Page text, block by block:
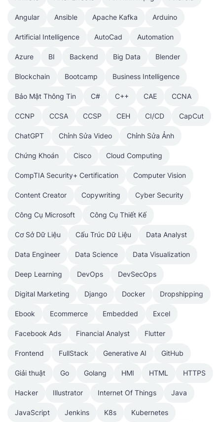
Angular Ansible Apache Kafka Arduino
Artificial Intelligence AutoCad Automation
Azure BI Backend Big Data Blender
Blockchain Bootcamp Business Intelligence
Bảo Mật Thông Tin C# C++ CAE CCNA
CCNP CCSA CCSP CEH CI/CD CapCut
ChatGPT Chỉnh Sửa Video Chỉnh Sửa Ảnh
Chứng Khoán Cisco Cloud Computing
CompTIA Security+ Certification Computer Vision
Content Creator Copywriting Cyber Security
Công Cụ Microsoft Công Cụ Thiết Kế
Cơ Sở Dữ Liệu Cấu Trúc Dữ Liệu Data Analyst
Data Engineer Data Science Data Visualization
Deep Learning DevOps DevSecOps
Digital Marketing Django Docker Dropshipping
Ebook Ecommerce Embedded Excel
Facebook Ads Financial Analyst Flutter
Frontend FullStack Generative AI GitHub
Giải thuật Go Golang HMI HTML HTTPS
Hacker Illustrator Internet Of Things Java
JavaScript Jenkins K8s Kubernetes